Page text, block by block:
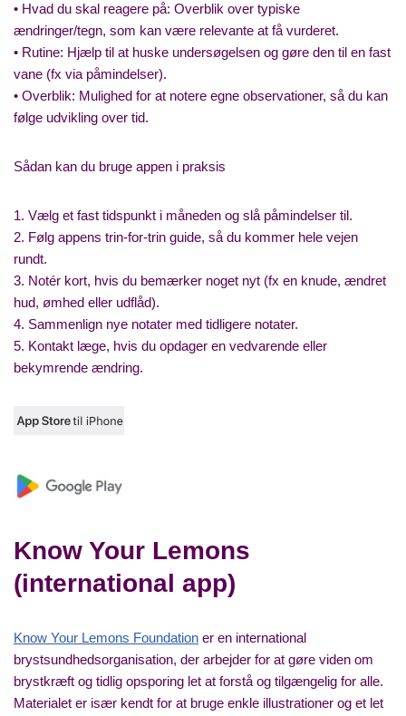
• Hvad du skal reagere på: Overblik over typiske
ændringer/tegn, som kan være relevante at få vurderet.
• Rutine: Hjælp til at huske undersøgelsen og gøre den til en fast
vane (fx via påmindelser).
• Overblik: Mulighed for at notere egne observationer, så du kan
følge udvikling over tid.
Sådan kan du bruge appen i praksis
1. Vælg et fast tidspunkt i måneden og slå påmindelser til.
2. Følg appens trin-for-trin guide, så du kommer hele vejen
rundt.
3. Notér kort, hvis du bemærker noget nyt (fx en knude, ændret
hud, ømhed eller udflåd).
4. Sammenlign nye notater med tidligere notater.
5. Kontakt læge, hvis du opdager en vedvarende eller
bekymrende ændring.
Know Your Lemons
(international app)
Know Your Lemons Foundation er en international
brystsundhedsorganisation, der arbejder for at gøre viden om
brystkræft og tidlig opsporing let at forstå og tilgængelig for alle.
Materialet er især kendt for at bruge enkle illustrationer og et let